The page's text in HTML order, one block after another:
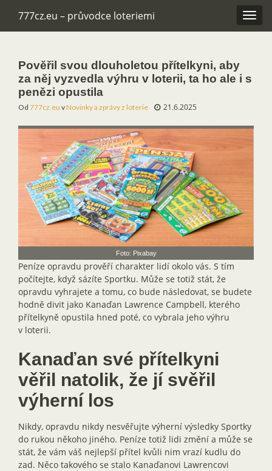
777cz.eu – průvodce loteriemi
Pověřil svou dlouholetou přítelkyni, aby
za něj vyzvedla výhru v loterii, ta ho ale i s
penězi opustila
Od 777cz.eu vNovinky a zprávy z loterie 21.6.2025
Foto: Pixabay
Peníze opravdu prověří charakter lidí okolo vás. S tím
počítejte, když sázíte Sportku. Může se totiž stát, že
opravdu vyhrajete a tomu, co bude následovat, se budete
hodně divit jako Kanaďan Lawrence Campbell, kterého
přítelkyně opustila hned poté, co vybrala jeho výhru
v loterii.
Kanaďan své přítelkyni
věřil natolik, že jí svěřil
výherní los
Nikdy, opravdu nikdy nesvěřujte výherní výsledky Sportky
do rukou někoho jiného. Peníze totiž lidi změní a může se
stát, že vám váš nejlepší přítel kvůli nim vrazí kudlu do
zad. Něco takového se stalo Kanaďanovi Lawrencovi